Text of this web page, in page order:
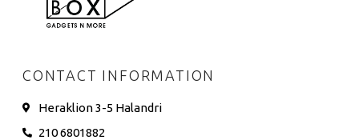
CONTACT INFORMATION
Heraklion 3-5 Halandri
210 6801882